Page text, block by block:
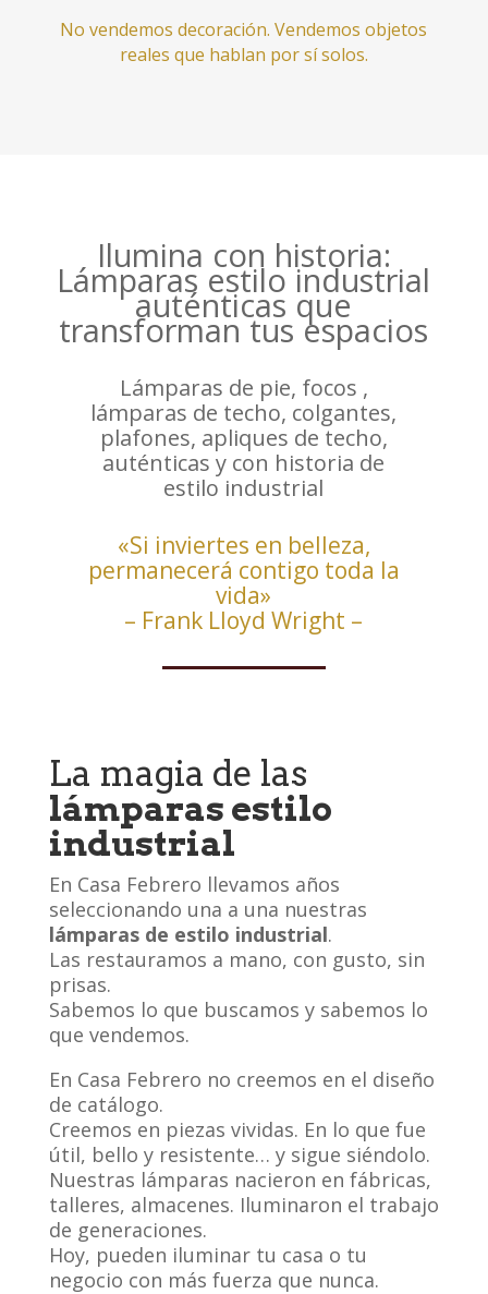
No vendemos decoración. Vendemos objetos
reales que hablan por sí solos.
Ilumina con historia:
Lámparas estilo industrial
auténticas que
transforman tus espacios
Lámparas de pie, focos ,
lámparas de techo, colgantes,
plafones, apliques de techo,
auténticas y con historia de
estilo industrial
«Si inviertes en belleza,
permanecerá contigo toda la
vida»
– Frank Lloyd Wright –
La magia de las
lámparas estilo
industrial
En Casa Febrero llevamos años
seleccionando una a una nuestras
lámparas de estilo industrial.
Las restauramos a mano, con gusto, sin
prisas.
Sabemos lo que buscamos y sabemos lo
que vendemos.
En Casa Febrero no creemos en el diseño
de catálogo.
Creemos en piezas vividas. En lo que fue
útil, bello y resistente… y sigue siéndolo.
Nuestras lámparas nacieron en fábricas,
talleres, almacenes. Iluminaron el trabajo
de generaciones.
Hoy, pueden iluminar tu casa o tu
negocio con más fuerza que nunca.